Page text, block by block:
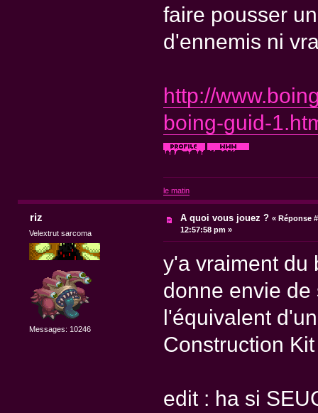
faire pousser
d'ennemis ni
http://
boing-guid-
le matin
riz
Velextrut sarcoma
Messages: 10246
A quoi vous jouez ? «Réponse
12:57:58 pm »
y'a vraiment du
donne envie
l'équivalent
Construction
edit : ha si